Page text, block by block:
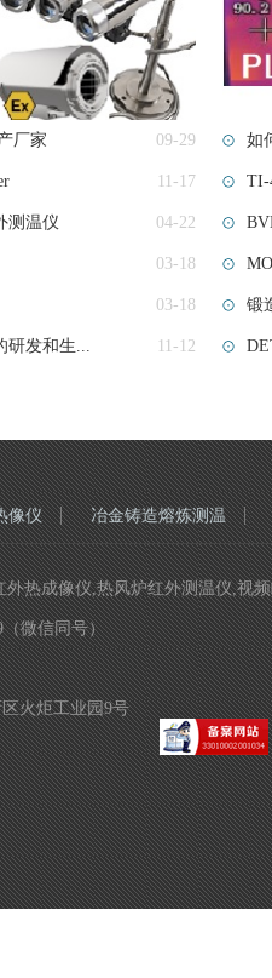
厂家 09-29
11-17
测温仪 04-22
03-18
03-18
研发和生... 11-12
如
TI-
锻
像仪 冶金铸造熔炼测温
热成像仪,热风炉红外测温仪,视
（微信同号）
火炬工业园9号